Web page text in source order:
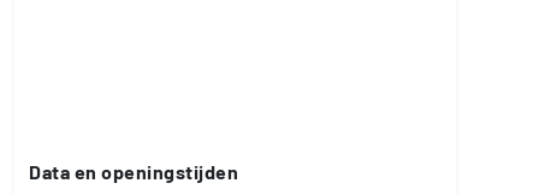
Data en ope­nings­tij­den